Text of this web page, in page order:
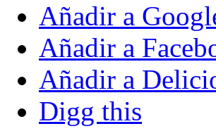
Añadir a
Añadir a
Añadir a
Digg this